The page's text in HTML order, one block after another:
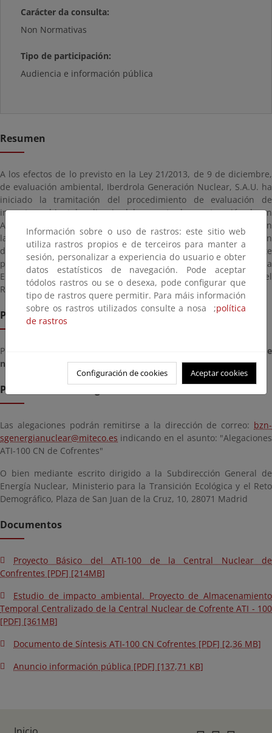
Carácter da consulta:
Non Normativas
Tipo de participación:
Audiencia e información pública
Resumen
A los efectos de lo previsto en la Ley 21/2013, de 9 de diciembre,
de evaluación ambiental, Iberdrola Generación Nuclear, S.A.U. ha
iniciado la tramitación del procedimiento de evaluación de
impacto ambiental ordinaria del proyecto de construcción de un
Almacén Temporal Individualizado de capacidad total (ATI-100) en
la Central Nuclear de Cofrentes, que tiene por objeto la obtención
de la Declaración de impacto ambiental. El órgano competente
para autorizar el proyecto es la Dirección General de Política
Energética y Minas del Ministerio para la Transición Ecológica y el
Reto Demográfico.
Prazo de remisión
Prazo para enviar documentos a partir do día
xoves, 02 de
novembro de 2023ata o díamartes, 19 de decembro de 2023
Presentación de alegacións
Las alegaciones podrán remitirse a la dirección de correo: bzn-
sgenergianuclear@miteco.es indicando en el asunto: "Alegaciones
ATI-100 CN de Cofrentes"
O bien mediante escrito dirigido a la Subdirección General de
Energía Nuclear, Ministerio para la Transición Ecológica y el Reto
Demográfico, Plaza de San Juan de la Cruz, 10, 28071 Madrid
Documentos
Proyecto Básico del ATI-100 de la Central Nuclear de
Confrentes [PDF] [214MB]
Estudio de impacto ambiental. Proyecto de Almacenamiento
Temporal Centralizado de la Central Nuclear de Cofrente ATI - 100
[PDF] [361MB]
Documento de Síntesis ATI-100 CN Cofrentes [PDF] [2,36 MB]
Anuncio información pública [PDF] [137,71 KB]
Información sobre o uso de rastros: este sitio web
utiliza rastros propios e de terceiros para manter a
sesión, personalizar a experiencia do usuario e obter
datos estatísticos de navegación. Pode aceptar
tódolos rastros ou se o desexa, pode configurar que
tipo de rastros quere permitir. Para máis información
sobre os rastros utilizados consulte a nosa ;política
de rastros
Configuración de cookies Aceptar cookies